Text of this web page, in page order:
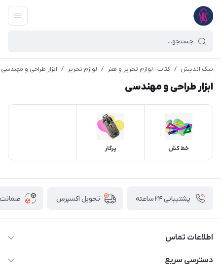
نیک اندیش / کتاب ، لوازم تحریر و هنر / لوازم تحریر / ابزار طراحی و مهندسی
ابزار طراحی و مهندسی
خط کش پرگار
پشتیبانی ۲۴ ساعته تحویل اکسپرس ضمانت
اطلاعات تماس
02177111474
دسترسی سریع